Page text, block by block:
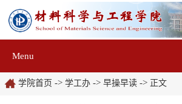
Menu
学院首页 -> 学工办 -> 早操早读 -> 正文